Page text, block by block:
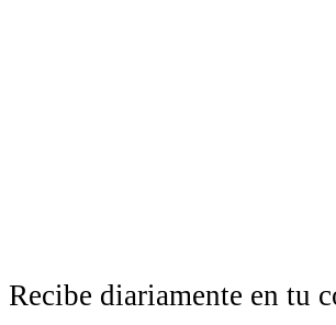
Recibe diariamente en tu